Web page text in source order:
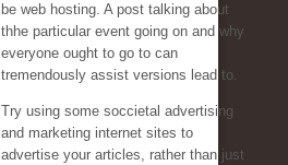
be web hosting. A post talking about
thhe particular event going on and why
everyone ought to go to can
tremendously assist versions lead to.
Try using some soccietal advertising
and marketing internet sites to
advertise your articles, rather than just